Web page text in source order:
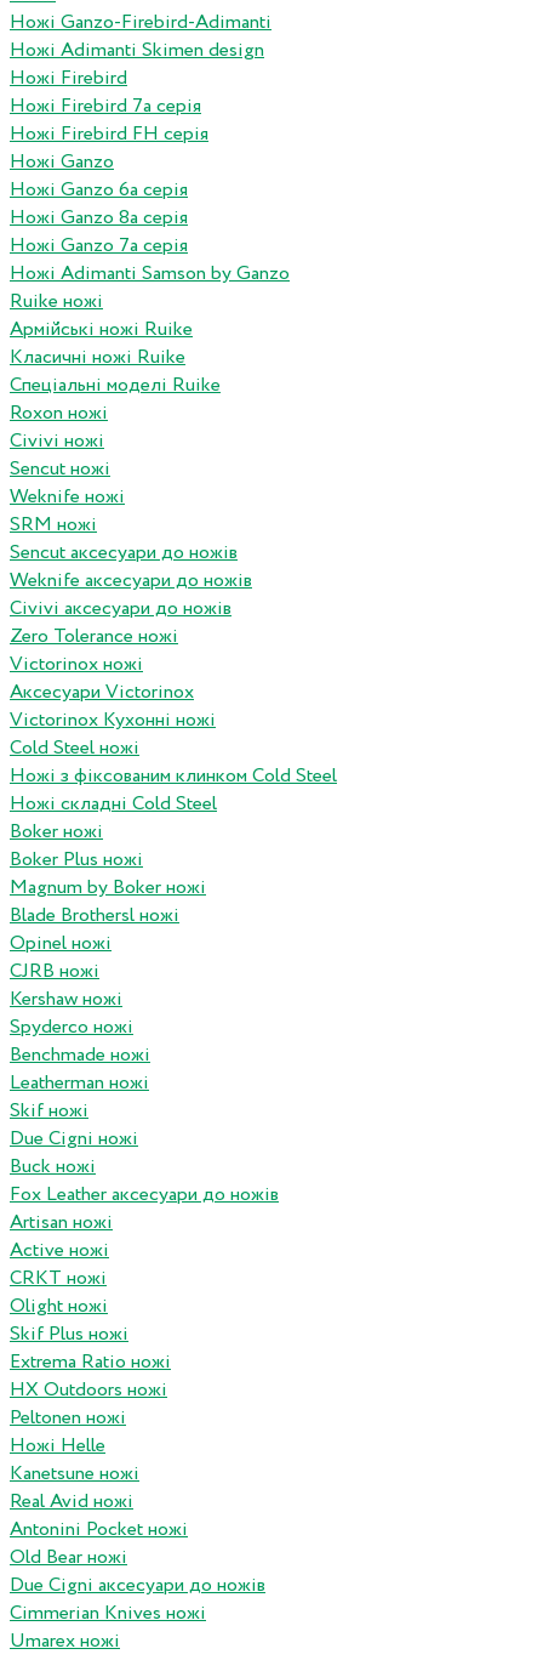
Ножі Ganzo-Firebird-Adimanti
Ножі Adimanti Skimen design
Ножі Firebird
Ножі Firebird 7а серія
Ножі Firebird FH серія
Ножі Ganzo
Ножі Ganzo 6а серія
Ножі Ganzo 8а серія
Ножі Ganzo 7а серія
Ножі Adimanti Samson by Ganzo
Ruike ножі
Армійські ножі Ruike
Класичні ножі Ruike
Спеціальні моделі Ruike
Roxon ножi
Civivi ножі
Sencut ножі
Weknife ножі
SRM ножі
Sencut аксесуари до ножів
Weknife аксесуари до ножів
Civivi аксесуари до ножів
Zero Tolerance ножі
Victorinox ножі
Аксесуари Victorinox
Victorinox Кухонні ножі
Cold Steel ножі
Ножі з фіксованим клинком Cold Steel
Ножі складні Cold Steel
Boker ножі
Boker Plus ножі
Magnum by Boker ножі
Blade Brothersl ножі
Opinel ножі
CJRB ножі
Kershaw ножі
Spyderco ножі
Benchmade ножі
Leatherman ножі
Skif ножі
Due Cigni ножі
Buck ножі
Fox Leather аксесуари до ножів
Artisan ножі
Active ножі
CRKT ножі
Olight ножі
Skif Plus ножі
Extrema Ratio ножі
HX Outdoors ножі
Peltonen ножі
Ножі Helle
Kanetsune ножі
Real Avid ножі
Antonini Pocket ножі
Old Bear ножі
Due Cigni аксесуари до ножів
Cimmerian Knives ножі
Umarex ножі